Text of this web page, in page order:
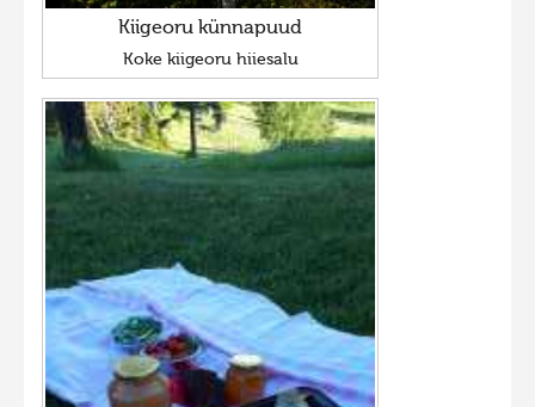
Kiigeoru künnapuud
Koke kiigeoru hiiesalu